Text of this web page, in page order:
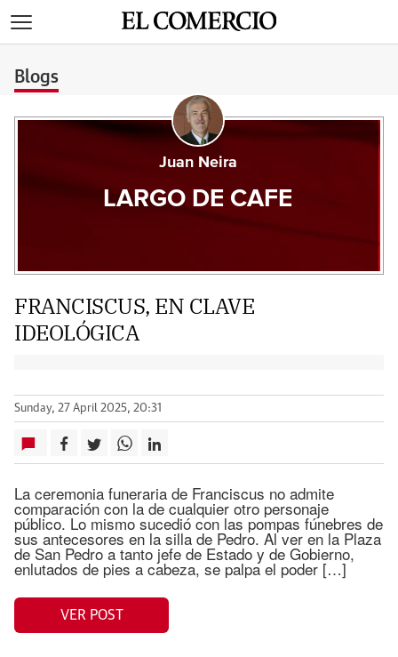
Blogs
Juan Neira
LARGO DE CAFE
FRANCISCUS, EN CLAVE
IDEOLÓGICA
Sunday, 27 April 2025, 20:31
La ceremonia funeraria de Franciscus no admite
comparación con la de cualquier otro personaje
público. Lo mismo sucedió con las pompas fúnebres de
sus antecesores en la silla de Pedro. Al ver en la Plaza
de San Pedro a tanto jefe de Estado y de Gobierno,
enlutados de pies a cabeza, se palpa el poder […]
VER POST